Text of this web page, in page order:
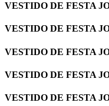
VESTIDO DE FESTA
VESTIDO DE FESTA
VESTIDO DE FESTA
VESTIDO DE FESTA
VESTIDO DE FESTA